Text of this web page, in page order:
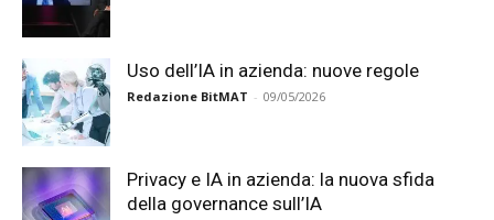
Uso dell’IA in azienda: nuove regole
Redazione BitMAT - 09/05/2026
Privacy e IA in azienda: la nuova sfida
della governance sull’IA